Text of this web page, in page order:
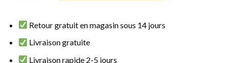
Retour gratuit en magasin sous 14 jours
Livraison gratuite
Livraison rapide 2-5 jours